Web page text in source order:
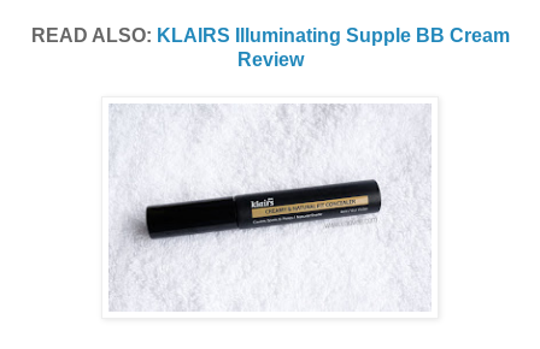
READ ALSO: KLAIRS Illuminating Supple BB Cream
Review